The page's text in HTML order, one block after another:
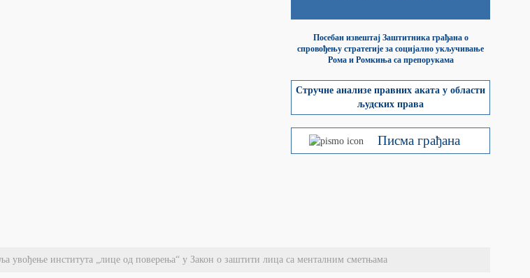
Посебан извештај Заштитника грађана о
спровођењу стратегије за социјално укључивање
Рома и Ромкиња са препорукама
Стручне анализе правних аката у области
људских права
Писма грађана
увођење института „лице од поверења“ у Закон о заштити лица са менталним сметњама